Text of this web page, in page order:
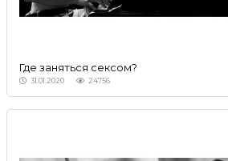
Где заняться сексом?
31.01.2020 24756